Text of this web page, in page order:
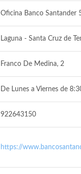
Oficina Banco Santander
Laguna - Santa Cruz de
Franco De Medina, 2
De Lunes a Viernes de
922643150
https://